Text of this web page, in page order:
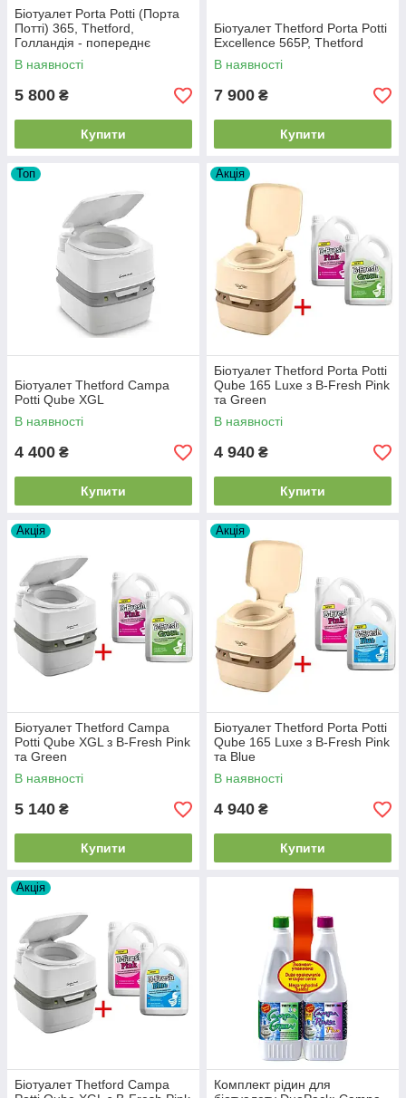
Біотуалет Porta Potti (Порта
Потті) 365, Thetford,
Голландія - попереднє
замовлення
В наявності
5 800 ₴
Купити
Біотуалет Thetford Porta Potti
Excellence 565P, Thetford
В наявності
7 900 ₴
Купити
Топ
Біотуалет Thetford Campa
Potti Qube XGL
В наявності
4 400 ₴
Купити
Акція
Біотуалет Thetford Porta Potti
Qube 165 Luxe з B-Fresh Pink
та Green
В наявності
4 940 ₴
Купити
Акція
Біотуалет Thetford Campa
Potti Qube XGL з B-Fresh Pink
та Green
В наявності
5 140 ₴
Купити
Акція
Біотуалет Thetford Porta Potti
Qube 165 Luxe з B-Fresh Pink
та Blue
В наявності
4 940 ₴
Купити
Акція
Біотуалет Thetford Campa
Комплект рідин для